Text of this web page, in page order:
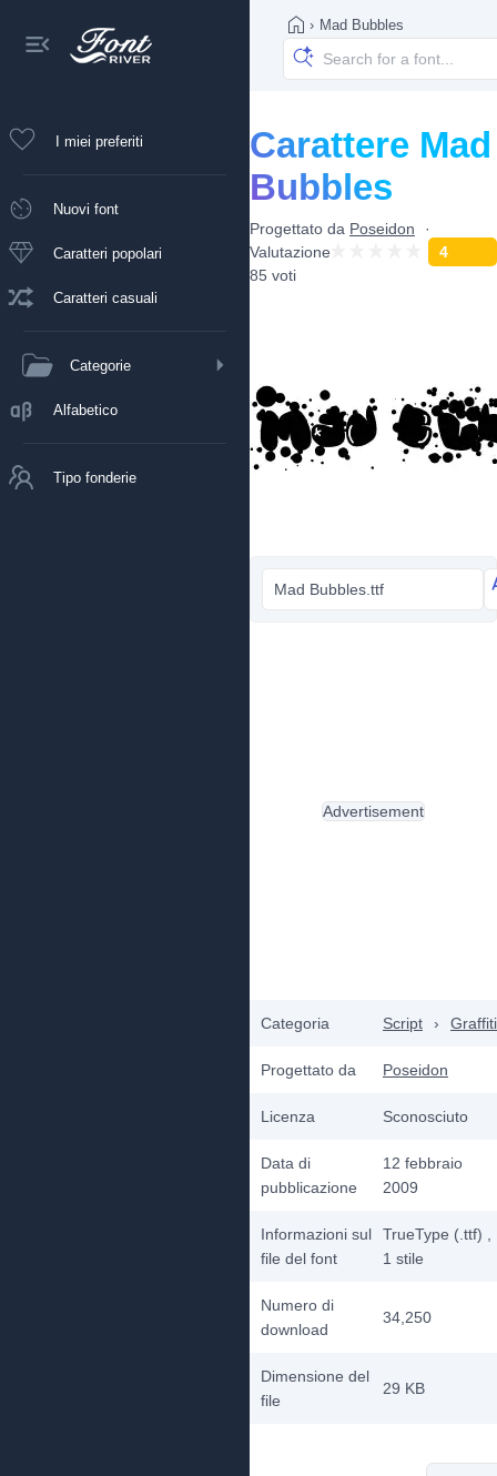
I miei preferiti
Nuovi font
Caratteri popolari
Caratteri casuali
Categorie
Alfabetico
Tipo fonderie
› Mad Bubbles
Carattere Mad
Bubbles
Progettato da Poseidon
Valutazione
4
85 voti
Mad Bubbles.ttf
Categoria Script › Graffiti
Progettato da Poseidon
Licenza Sconosciuto
Data di
pubblicazione
12 febbraio
2009
Informazioni sul
file del font
TrueType (.ttf)
1 stile
Numero di
download
34,250
Dimensione del
file
29 KB
Advertisement